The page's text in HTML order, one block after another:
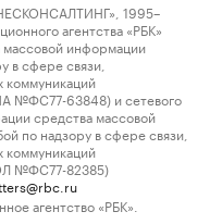
1995–
агентства «РБК»
массовой информации
в сфере связи,
коммуникаций
№ФС77-63848) и сетевого
средства массовой
по надзору в сфере связи,
коммуникаций
№ФС77-82385)
агентство «РБК».